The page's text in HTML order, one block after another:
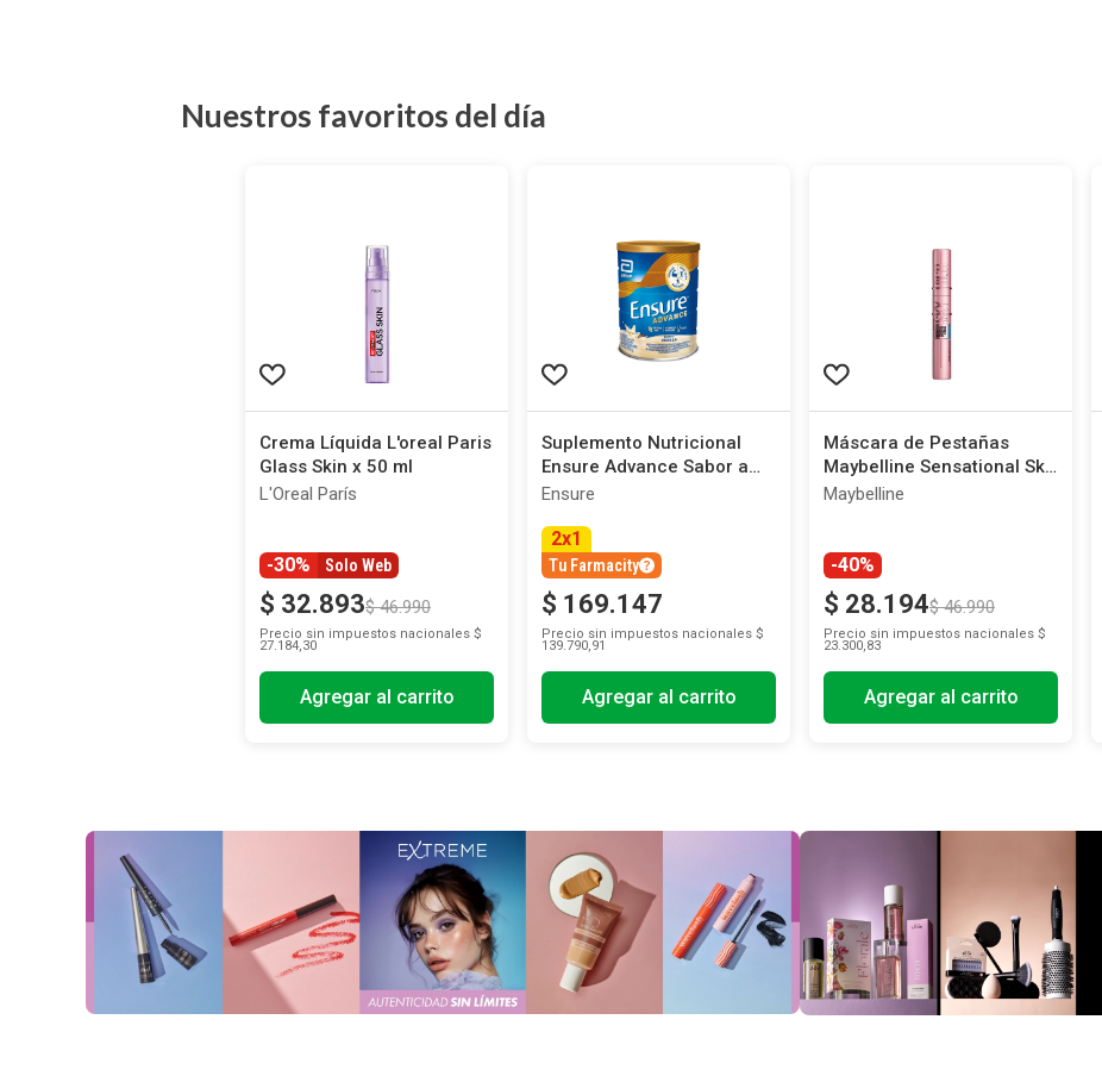
Nuestros favoritos del día
Crema Líquida L'oreal Paris
Glass Skin x 50 ml
L'Oreal París
-30% Solo Web
$ 32.893$ 46.990
Precio sin impuestos nacionales $
27.184,30
Agregar al carrito
Suplemento Nutricional
Ensure Advance Sabor a
Vainilla en Polvo x 850 g
Ensure
2x1
Tu Farmacity
$ 169.147
Precio sin impuestos nacionales $
139.790,91
Agregar al carrito
Máscara de Pestañas
Maybelline Sensational Sky
High Waterproof Very
Maybelline
-40%
$ 28.194$ 46.990
Precio sin impuestos nacionales $
23.300,83
Agregar al carrito